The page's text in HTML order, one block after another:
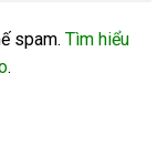
spam. Tìm hiểu
.